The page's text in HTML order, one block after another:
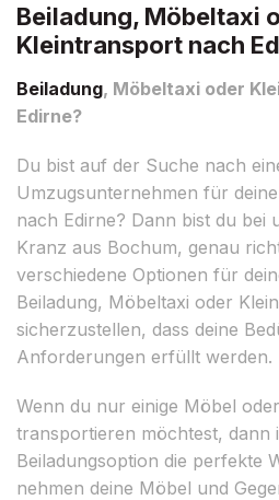
Beiladung, Möbeltaxi
Kleintransport nach
Beiladung, Möbeltaxi oder
Edirne?
Du bist auf der Suche nach
Umzugsunternehmen für
nach Edirne? Dann bist du bei
Kranz aus Bochum, genau
verschiedene Optionen für
Beiladung, Möbeltaxi oder
sicherzustellen, dass deine
Anforderungen erfüllt werden.
Wenn du nur einige Möbel
transportieren möchtest, dann
Beiladungsoption die perfekte
nehmen deine Möbel und